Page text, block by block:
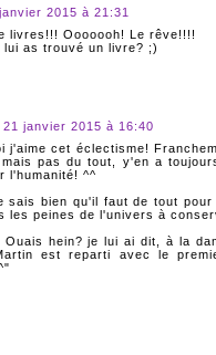
2015 à 21:31
livres!!! Ooooooh! Le rêve!!!!
lui as trouvé un livre? ;)
21 janvier 2015 à 16:40
j'aime cet éclectisme!
mais pas du tout, y'en a
l'humanité! ^^
sais bien qu'il faut de tout
les peines de l'univers à
Ouais hein? je lui ai dit, à la
est reparti avec le